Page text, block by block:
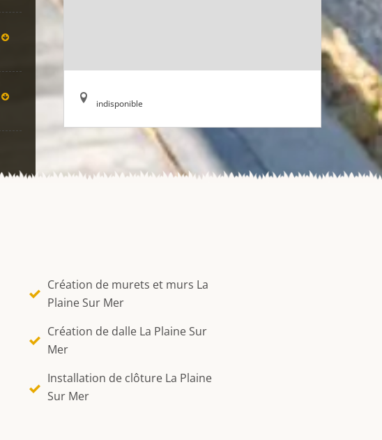
indisponible
Création de murets et murs La
Plaine Sur Mer
Création de dalle La Plaine Sur
Mer
Installation de clôture La Plaine
Sur Mer